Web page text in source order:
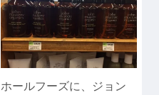
ホールフーズに、ジョン